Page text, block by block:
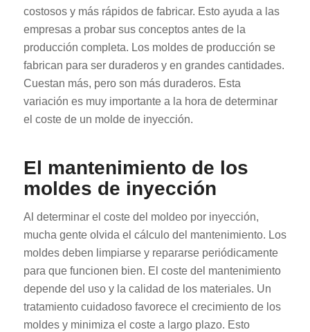
costosos y más rápidos de fabricar. Esto ayuda a las
empresas a probar sus conceptos antes de la
producción completa. Los moldes de producción se
fabrican para ser duraderos y en grandes cantidades.
Cuestan más, pero son más duraderos. Esta
variación es muy importante a la hora de determinar
el coste de un molde de inyección.
El mantenimiento de los
moldes de inyección
Al determinar el coste del moldeo por inyección,
mucha gente olvida el cálculo del mantenimiento. Los
moldes deben limpiarse y repararse periódicamente
para que funcionen bien. El coste del mantenimiento
depende del uso y la calidad de los materiales. Un
tratamiento cuidadoso favorece el crecimiento de los
moldes y minimiza el coste a largo plazo. Esto